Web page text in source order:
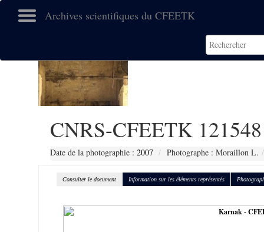
Archives scientifiques du CFEETK
CNRS-CFEETK 121548
Date de la photographie : 2007 Photographe : Moraillon L.
Consulter le document Information sur les éléments représentés